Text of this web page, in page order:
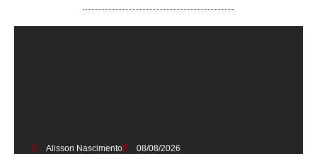
Alisson Nascimento 08/08/2026